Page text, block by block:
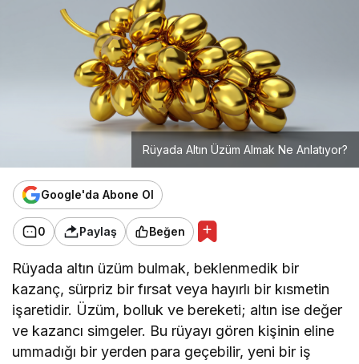
Rüyada Altın Üzüm Almak Ne Anlatıyor?
Google'da Abone Ol
0 Paylaş Beğen
Rüyada altın üzüm bulmak, beklenmedik bir
kazanç, sürpriz bir fırsat veya hayırlı bir kısmetin
işaretidir. Üzüm, bolluk ve bereketi; altın ise değer
ve kazancı simgeler. Bu rüyayı gören kişinin eline
ummadığı bir yerden para geçebilir, yeni bir iş